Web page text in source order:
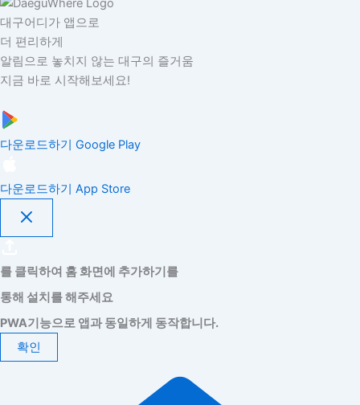
대구어디가 앱으로
더 편리하게
알림으로 놓치지 않는 대구의 즐거움
지금 바로 시작해보세요!
다운로드하기 Google Play
다운로드하기 App Store
를 클릭하여 홈 화면에 추가하기를
통해 설치를 해주세요
PWA기능으로 앱과 동일하게 동작합니다.
확인